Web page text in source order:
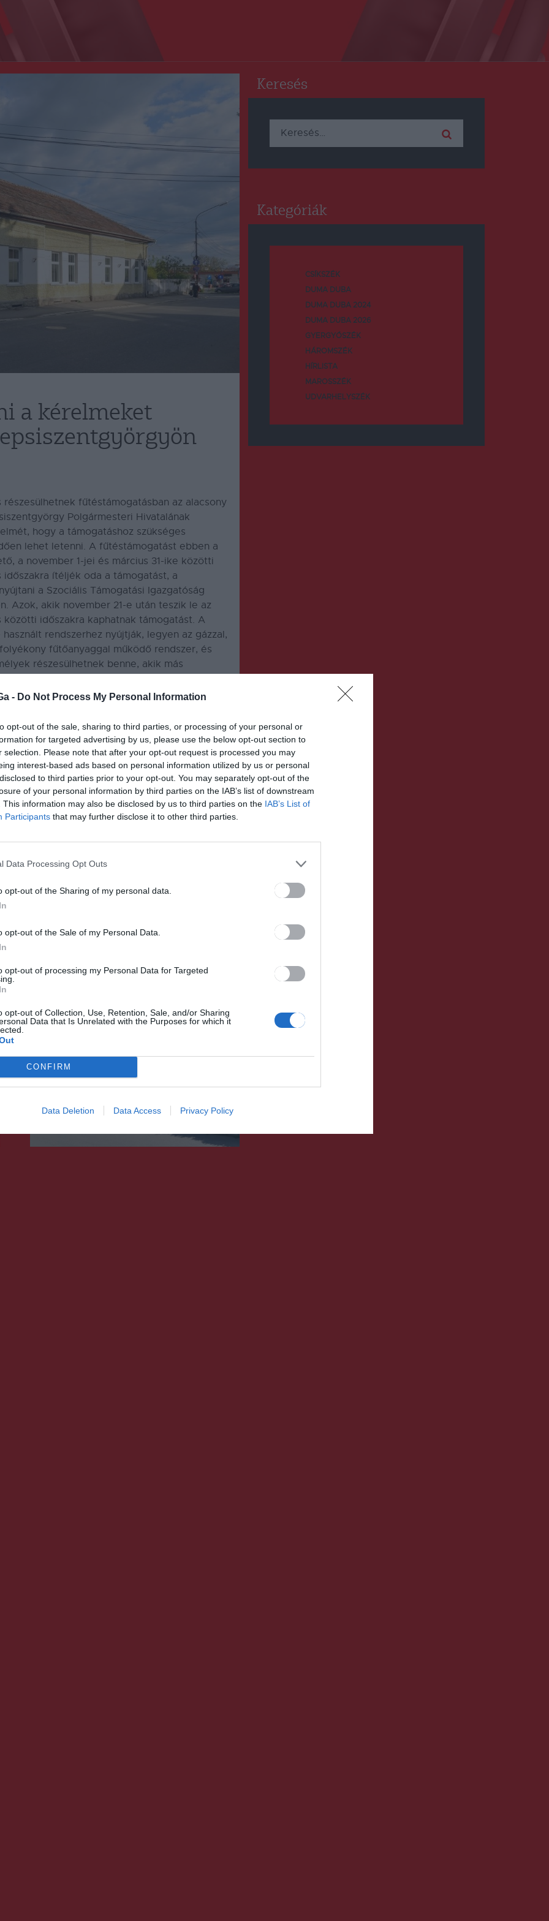
- Do Not Process My Personal Information
opt-out of the sale, sharing to third parties, or processing of your personal or
for targeted advertising by us, please use the below opt-out section to
selection. Please note that after your opt-out request is processed you may
interest-based ads based on personal information utilized by us or personal
to third parties prior to your opt-out. You may separately opt-out of the
of your personal information by third parties on the IAB’s list of downstream
This information may also be disclosed by us to third parties on the IAB’s List of
Participants that may further disclose it to other third parties.
Data Processing Opt Outs
opt-out of the Sharing of my personal data.
opt-out of the Sale of my Personal Data.
opt-out of processing my Personal Data for Targeted
opt-out of Collection, Use, Retention, Sale, and/or Sharing
Data that Is Unrelated with the Purposes for which it
CONFIRM
Data Deletion Data Access Privacy Policy
a kérelmeket
fűtéstámogatásban az alacsony
Polgármesteri Hivatalának
hogy a támogatáshoz szükséges
lehet letenni. A fűtéstámogatást ebben a
a november 1-jei és március 31-ike közötti
ítéljék oda a támogatást, a
a Szociális Támogatási Igazgatóság
Azok, akik november 21-e után teszik le az
időszakra kaphatnak támogatást. A
rendszerhez nyújtják, legyen az gázzal,
fűtőanyaggal működő rendszer, és
részesülhetnek benne, akik más
fűtéséhez. Azok a családok folyamodhatnak a
átlagjövedelem nem haladja meg az 1 386
havi 2 053 lej. A fűtéstámogatás
lesz feltüntetve. A fűtéstámogatáshoz
az önkormányzat oldalán.
remdesivir van készleten
Romániában
Szülésfelkészítő indul
apáknak
Keresés
Keresés:
Kategóriák
CSÍKSZÉK
DUMA DUBA
DUMA DUBA 2024
DUMA DUBA 2026
GYERGYÓSZÉK
HÁROMSZÉK
HÍRLISTA
MAROSSZÉK
UDVARHELYSZÉK